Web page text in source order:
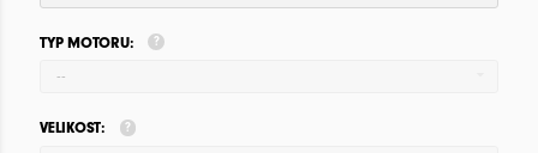
TYP MOTORU:
--
VELIKOST: